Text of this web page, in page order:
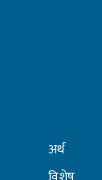
अर्थ